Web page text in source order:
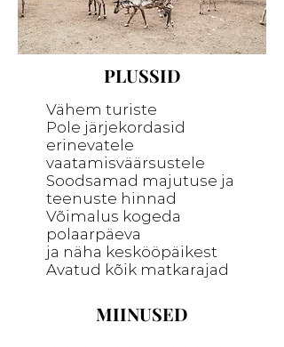
PLUSSID
Vähem turiste
Pole järjekordasid
erinevatele
vaatamisväärsustele
Soodsamad majutuse ja
teenuste hinnad
Võimalus kogeda
polaarpäeva
ja näha keskööpäikest
Avatud kõik matkarajad
MIINUSED